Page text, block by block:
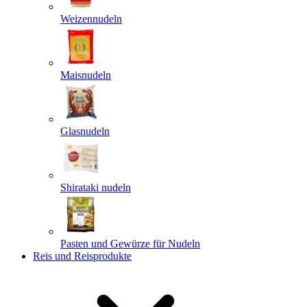
Weizennudeln
Maisnudeln
Glasnudeln
Shirataki nudeln
Pasten und Gewürze für Nudeln
Reis und Reisprodukte